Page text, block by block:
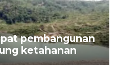
pembangunan
ketahanan